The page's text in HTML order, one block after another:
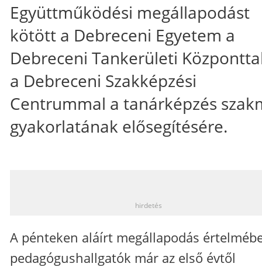
Együttműködési megállapodást
kötött a Debreceni Egyetem a
Debreceni Tankerületi
a Debreceni Szakképzési
Centrummal a tanárképzés
gyakorlatának elősegítésére.
hirdetés
A pénteken aláírt megállapodás
pedagógushallgatók már az első évtől